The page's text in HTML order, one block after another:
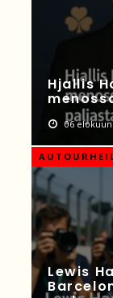
Hjallis
06 elokuun
Lewis